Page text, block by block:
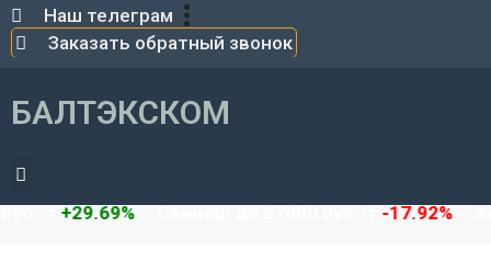
Наш телеграм
Заказать обратный звонок
БАЛТЭКСКОМ
Свинец: до 87000 руб./т-17.92%